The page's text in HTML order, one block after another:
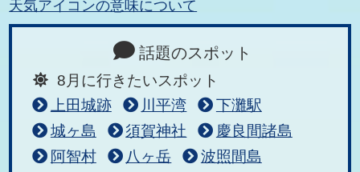
天気アイコンの意味について
話題のスポット
8月に行きたいスポット
上田城跡
川平湾
下灘駅
城ヶ島
須賀神社
慶良間諸島
阿智村
八ヶ岳
波照間島